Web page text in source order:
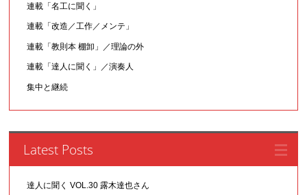
連載「名工に聞く」
連載「改造／工作／メンテ」
連載「教則本 棚卸」／理論の外
連載「達人に聞く」／演奏人
集中と継続
Latest Posts
達人に聞く VOL.30 露木達也さん